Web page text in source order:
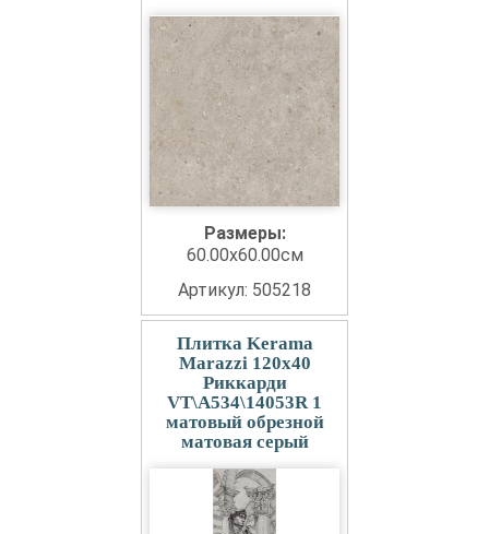
Размеры:
60.00x60.00см
Артикул: 505218
Плитка Kerama
Marazzi 120x40
Риккарди
VT\A534\14053R 1
матовый обрезной
матовая серый